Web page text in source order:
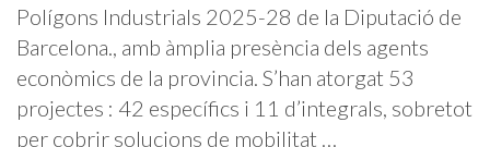
Polígons Industrials 2025-28 de la Diputació de
Barcelona., amb àmplia presència dels agents
econòmics de la provincia. S’han atorgat 53
projectes : 42 específics i 11 d’integrals, sobretot
per cobrir solucions de mobilitat …